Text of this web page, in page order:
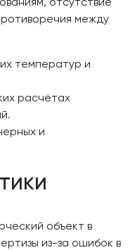
между
температур и
расчётах
и
объект в
из-за ошибок в